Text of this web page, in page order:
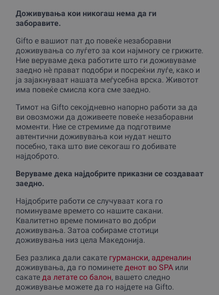
Доживувања кои никогаш нема да ги
заборавите.
Gifto е вашиот пат до повеќе незаборавни
доживувања со луѓето за кои најмногу се грижите.
Ние веруваме дека работите што ги доживуваме
заедно нè прават подобри и посреќни луѓе, како и
ја зајакнуваат нашата меѓусебна врска. Животот
има повеќе смисла кога сме заедно.
Тимот на Gifto секојдневно напорно работи за да
ви овозможи да доживеете повеќе незаборавни
моменти. Ние се стремиме да подготвиме
автентични доживувања кои нудат нешто
посебно, така што вие секогаш го добивате
најдоброто.
Веруваме дека најдобрите приказни се создаваат
заедно.
Најдобрите работи се случуваат кога го
поминуваме времето со нашите сакани.
Квалитетно време поминато во добри
доживувања. Затоа собираме стотици
доживувања низ цела Македониjа.
Без разлика дали сакате гурмански, адреналин
доживувања, да го поминете денот во SPA или
сакате да летате со балон, вашето следно
доживување можете да го најдете на Gifto.